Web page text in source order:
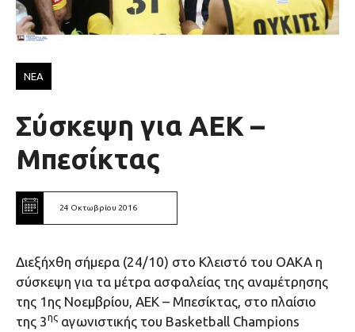
ΝΕΑ
Σύσκεψη για ΑΕΚ –
Μπεσίκτας
24 Οκτωβρίου 2016
Διεξήχθη σήμερα (24/10) στο Κλειστό του ΟΑΚΑ η
σύσκεψη για τα μέτρα ασφαλείας της αναμέτρησης
της 1ης Νοεμβρίου, ΑΕΚ – Μπεσίκτας, στο πλαίσιο
της 3ης αγωνιστικής του Basketball Champions